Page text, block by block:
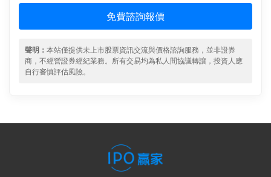
免費諮詢報價
聲明： 本站僅提供未上市股票資訊交流與價格諮詢服務，並非證券
商，不經營證券經紀業務。所有交易均為私人間協議轉讓，投資人應
自行審慎評估風險。